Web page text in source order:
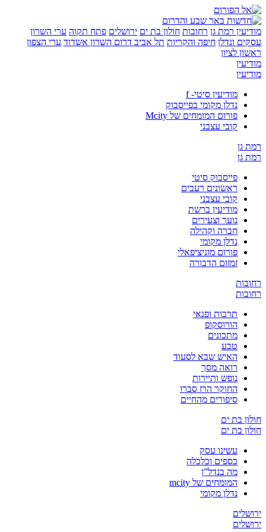
רמת גן רחובות חולון בת ים ירושלים פתח תקוה ערי השרון
ונדלן חיפה והקריות תל אביב דרום השרוןאשדוד ערי הצפון
לציון
מודיעין סיטי- f
נדלן מקומי בפייסבוק
פורום המומחים של Mcity
קובי עצבני
פייסבוק סיטי
ראשונים רעבים
קובי עצבני
מודיעין ברשת
נוער וצעירים
חברה וקהילה
נדלן מקומי
פורום מוניציפאלי
זמזום הדבורה
תרבות ופנאי
הורוסקופ
מתכונים
טבע
האיש שבא לסעוד
רואה מסך
נופש ותיירות
החוקר הרז סברו
סיפורים מהחיים
בת ים
בת ים
עשינו עסק
כספים וכלכלה
מה בנדל”ן
המומחים של mcity
נדלן מקומי